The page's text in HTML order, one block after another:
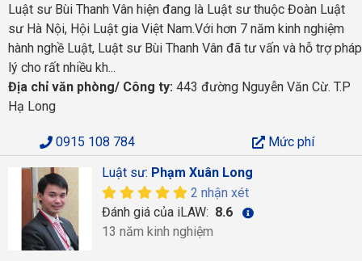
Luật sư Bùi Thanh Vân hiện đang là Luật sư thuộc Đoàn Luật
sư Hà Nội, Hội Luật gia Việt Nam.Với hơn 7 năm kinh nghiệm
hành nghề Luật, Luật sư Bùi Thanh Vân đã tư vấn và hỗ trợ pháp
lý cho rất nhiều kh...
Địa chỉ văn phòng/ Công ty: 443 đường Nguyễn Văn Cừ. T.P
Hạ Long
0915 108 784
Mức phí
Luật sư: Phạm Xuân Long
2 nhận xét
Đánh giá của iLAW: 8.6
13 năm kinh nghiệm